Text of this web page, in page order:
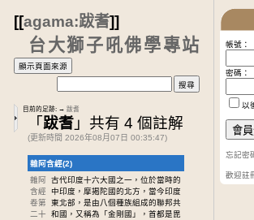
[[agama:跋耆]]
台大獅子吼佛學專站
目前的足跡: → 跋耆
「跋耆」共有 4 個註解
(更新時間 2026年08月07日 00:35:47)
雜阿含經(2)
雜阿
含經
卷第
二十
古代印度十六大國之一，位於當時的
中印度，摩揭陀國的北方，當今印度
東北部，是由八個種族組成的聯邦共
和國，又稱為「金剛國」，首都是毘
帳號：
密碼：
以
忘記密
歡迎註